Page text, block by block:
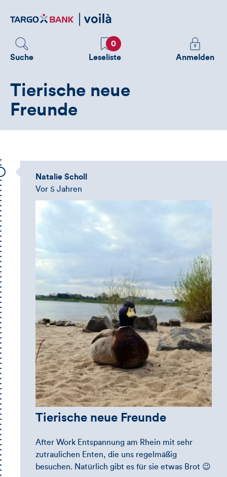
zum
Suche
Favoriten
0
Leseliste
Melden
Sie
Anmelden
Tierische neue
Freunde
Natalie Scholl
Vor 5 Jahren
Tierische neue Freunde
After Work Entspannung am Rhein mit sehr
zutraulichen Enten, die uns regelmäßig
besuchen. Natürlich gibt es für sie etwas Brot 😉